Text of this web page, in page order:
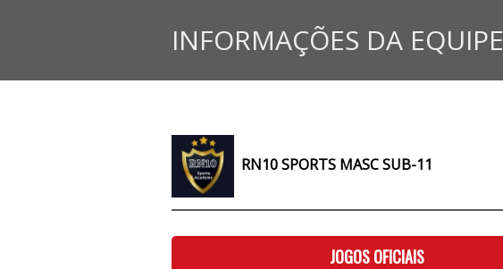
INFORMAÇÕES DA EQUIPE
RN10 SPORTS MASC SUB-11
JOGOS OFICIAIS